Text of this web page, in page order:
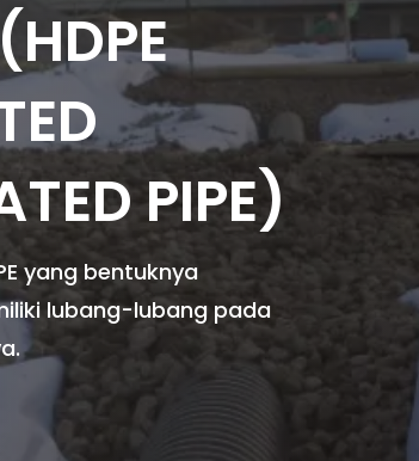
PIPE)
yang bentuknya
lubang-lubang pada